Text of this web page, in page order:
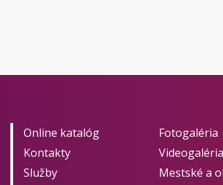
Online katalóg
Kontakty
Služby
Fotogaléria
Videogaléria
Mestské a